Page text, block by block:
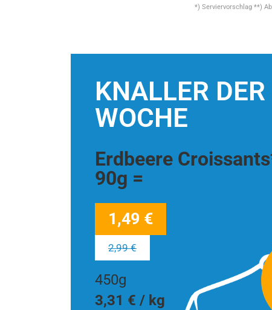
*) Serviervorschlag **)
KNALLER DER
WOCHE
Erdbeere
90g =
1,49 €
2,99 €
450g
3,31 € / kg